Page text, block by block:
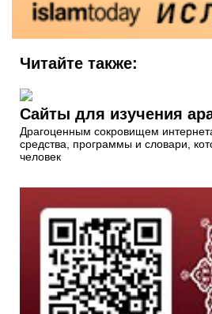
Читайте также:
Сайты для изучения
Драгоценным сокровищем
средства, программы и словари,
человек